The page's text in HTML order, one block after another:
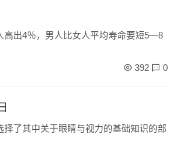
高出4％，男人比女人平均寿命要短5―8
392 0
了其中关于眼睛与视力的基础知识的部